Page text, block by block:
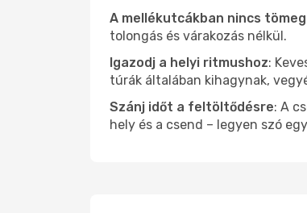
A mellékutcákban nincs tömeg
tolongás és várakozás nélkül.
Igazodj a helyi ritmushoz:
túrák általában kihagynak,
Szánj időt a feltöltődésre: A
hely és a csend – legyen szó